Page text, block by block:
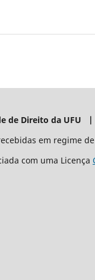
de Direito da
em regime
com uma Licença